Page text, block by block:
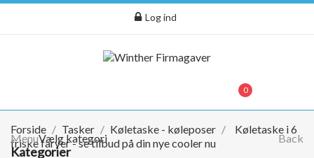
Log ind
0
Menu Back
Vælg kategori
Kategorier
Forside Tasker Køletaske - køleposer
Køletaske i 6
friske farver - se tilbud på din nye cooler nu